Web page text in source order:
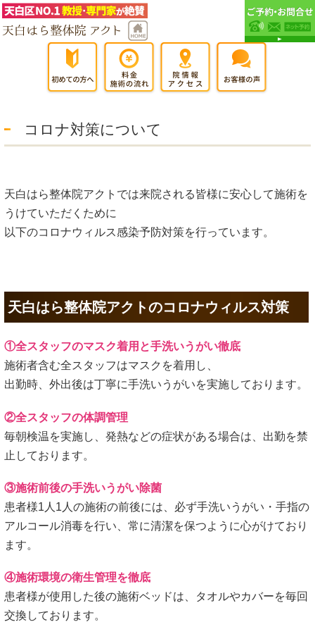
コロナ対策について
天白はら整体院アクトでは来院される皆様に安心して施術を
うけていただくために
以下のコロナウィルス感染予防対策を行っています。
天白はら整体院アクトのコロナウィルス対策
①全スタッフのマスク着用と手洗いうがい徹底
施術者含む全スタッフはマスクを着用し、
出勤時、外出後は丁寧に手洗いうがいを実施しております。
②全スタッフの体調管理
毎朝検温を実施し、発熱などの症状がある場合は、出勤を禁
止しております。
③施術前後の手洗いうがい除菌
患者様1人1人の施術の前後には、必ず手洗いうがい・手指の
アルコール消毒を行い、常に清潔を保つように心がけており
ます。
④施術環境の衛生管理を徹底
患者様が使用した後の施術ベッドは、タオルやカバーを毎回
交換しております。